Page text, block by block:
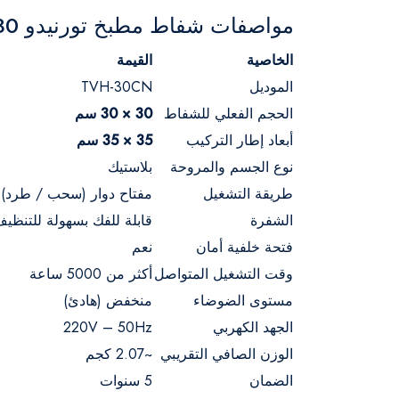
مواصفات شفاط مطبخ تورنيدو 30 سم (TVH-30CN) بالتفصيل
الخاصية
القيمة
الموديل
TVH-30CN
الحجم الفعلي للشفاط
30 × 30 سم
أبعاد إطار التركيب
35 × 35 سم
نوع الجسم والمروحة
بلاستيك
طريقة التشغيل
مفتاح دوار (سحب / طرد)
الشفرة
قابلة للفك بسهولة
فتحة خلفية أمان
نعم
وقت التشغيل المتواصلأكثر من 5000 ساعة
مستوى الضوضاء
منخفض (هادئ)
الجهد الكهربي
220V – 50Hz
الوزن الصافي التقريبي ~2.07 كجم
الضمان
5 سنوات